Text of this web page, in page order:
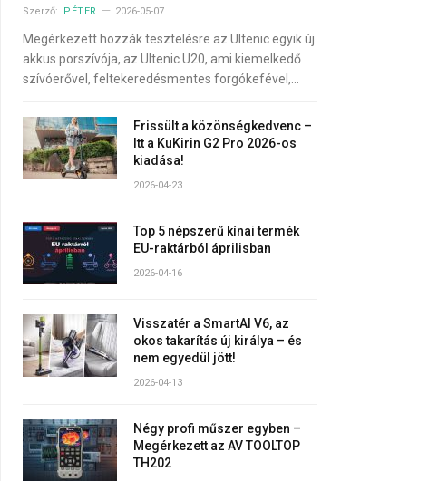
Szerző: PÉTER 2026-05-07
Megérkezett hozzák tesztelésre az Ultenic egyik új
akkus porszívója, az Ultenic U20, ami kiemelkedő
szívóerővel, feltekeredésmentes forgókefével,…
Frissült a közönségkedvenc –
Itt a KuKirin G2 Pro 2026-os
kiadása!
2026-04-23
Top 5 népszerű kínai termék
EU-raktárból áprilisban
2026-04-16
Visszatér a SmartAI V6, az
okos takarítás új királya – és
nem egyedül jött!
2026-04-13
Négy profi műszer egyben –
Megérkezett az AV TOOLTOP
TH202